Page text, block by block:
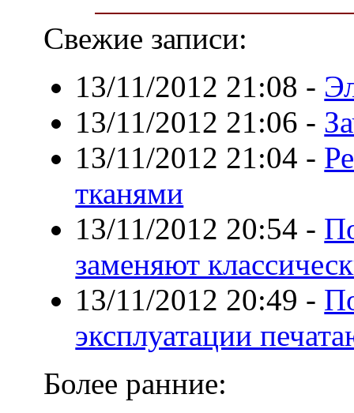
Свежие записи:
13/11/2012 21:08 -
13/11/2012 21:06 -
13/11/2012 21:04 -
тканями
13/11/2012 20:54 -
заменяют
13/11/2012 20:49 -
эксплуатации
Более ранние: